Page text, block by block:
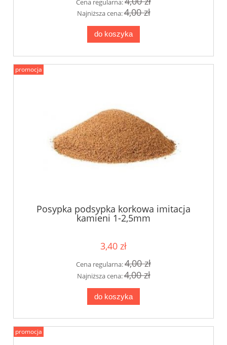
Cena regularna:
Najniższa cena:4,00 zł
do koszyka
Posypka podsypka korkowa imitacja
kamieni 1-2,5mm
3,40 zł
Cena regularna:4,00 zł
Najniższa cena:4,00 zł
do koszyka
promocja
promocja